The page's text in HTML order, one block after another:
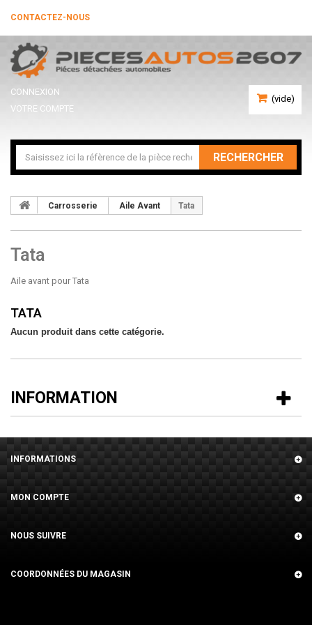
CONTACTEZ-NOUS
(vide)
CONNEXION
VOTRE COMPTE
RECHERCHER
Carrosserie Aile Avant Tata
Tata
Aile avant pour Tata
TATA
Aucun produit dans cette catégorie.
INFORMATION
INFORMATIONS
MON COMPTE
NOUS SUIVRE
COORDONNÉES DU MAGASIN